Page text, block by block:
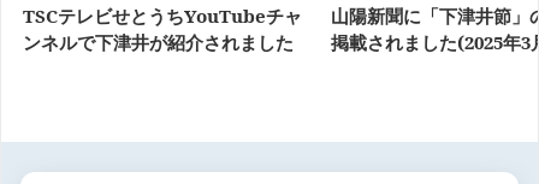
TSCテレビせとうちYouTubeチャ
ンネルで下津井が紹介されました
山陽新聞に「下津井節」
掲載されました(2025年3